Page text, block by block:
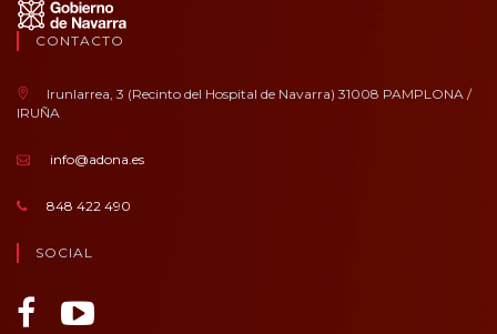
CONTACTO
Irunlarrea, 3 (Recinto del Hospital de Navarra) 31008 PAMPLONA /
IRUÑA
info@adona.es
848 422 490
SOCIAL